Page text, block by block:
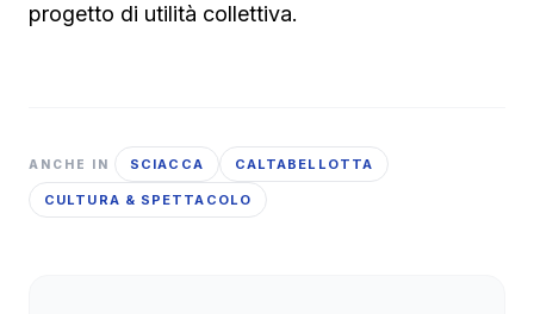
progetto di utilità collettiva.
ANCHE IN SCIACCA CALTABELLOTTA
CULTURA & SPETTACOLO